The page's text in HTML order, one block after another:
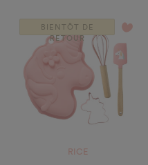
BIENTÔT DE
RETOUR
favorite_border
RICE